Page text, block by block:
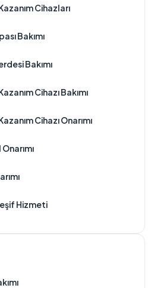
Cihazları
Bakımı
Bakımı
Cihazı Bakımı
Cihazı Onarımı
Hizmeti